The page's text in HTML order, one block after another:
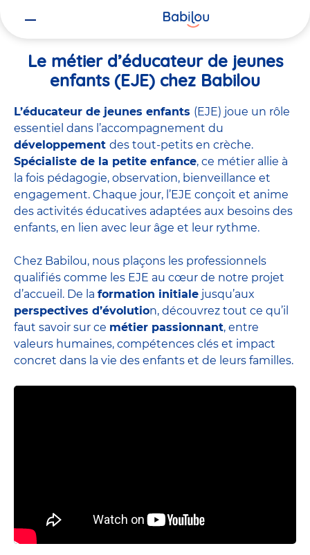
Le métier d’éducateur de jeunes
enfants (EJE) chez Babilou
L’éducateur de jeunes enfants (EJE) joue un rôle
essentiel dans l’accompagnement du
développement des tout-petits en crèche.
Spécialiste de la petite enfance, ce métier allie à
la fois pédagogie, observation, bienveillance et
engagement. Chaque jour, l’EJE conçoit et anime
des activités éducatives adaptées aux besoins des
enfants, en lien avec leur âge et leur rythme.
Chez Babilou, nous plaçons les professionnels
qualifiés comme les EJE au cœur de notre projet
d’accueil. De la formation initiale jusqu’aux
perspectives d’évolution, découvrez tout ce qu’il
faut savoir sur ce métier passionnant, entre
valeurs humaines, compétences clés et impact
concret dans la vie des enfants et de leurs familles.